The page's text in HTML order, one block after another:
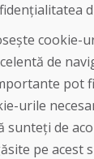
Blog
Despre noi
Magazin
Contact
Cumpărare
cookie-
de
pot
urile
sunteți de
pe acest